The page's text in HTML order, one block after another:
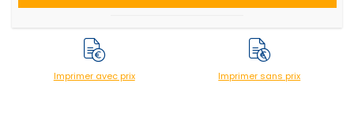
Imprimer avec prix Imprimer sans prix